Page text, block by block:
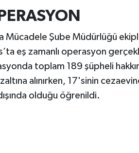
Mücadele Şube Müdürlüğü
eş zamanlı operasyon
toplam 189 şüpheli
alınırken, 17'sinin
olduğu öğrenildi.